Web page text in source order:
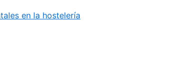
en la hostelería